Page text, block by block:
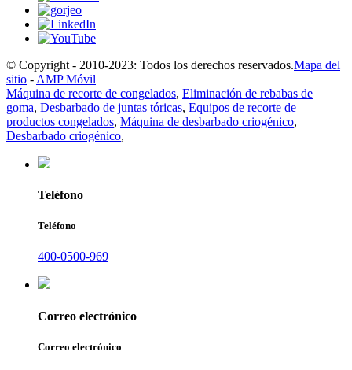
© Copyright - 2010-2023: Todos los derechos reservados.Mapa del
sitio - AMP Móvil
Máquina de recorte de congelados, Eliminación de rebabas de
goma, Desbarbado de juntas tóricas, Equipos de recorte de
productos congelados, Máquina de desbarbado criogénico,
Desbarbado criogénico,
Teléfono
Teléfono
400-0500-969
Correo electrónico
Correo electrónico